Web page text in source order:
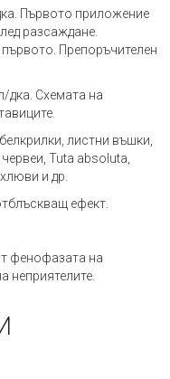
Първото приложение
разсаждане.
Препоръчителен
дка. Схемата на
листни въшки,
Tuta absoluta,
и др.
ефект.
фенофазата на
неприятелите.